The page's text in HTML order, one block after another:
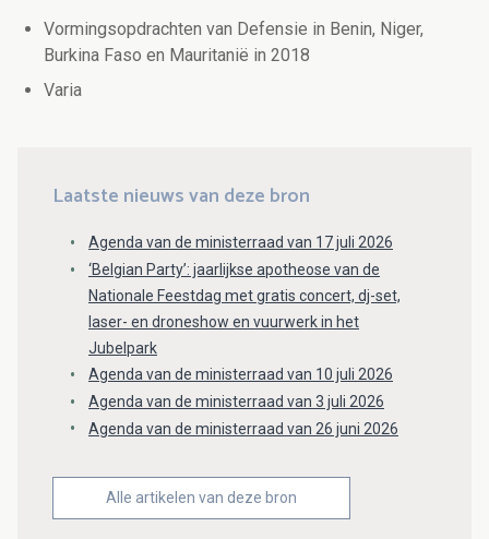
Vormingsopdrachten van Defensie in Benin, Niger,
Burkina Faso en Mauritanië in 2018
Varia
Laatste nieuws van deze bron
Agenda van de ministerraad van 17 juli 2026
‘Belgian Party’: jaarlijkse apotheose van de
Nationale Feestdag met gratis concert, dj-set,
laser- en droneshow en vuurwerk in het
Jubelpark
Agenda van de ministerraad van 10 juli 2026
Agenda van de ministerraad van 3 juli 2026
Agenda van de ministerraad van 26 juni 2026
Alle artikelen van deze bron